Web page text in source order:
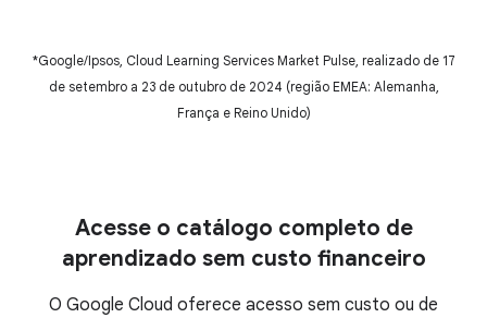
certificações do Google Cloud
*Google/Ipsos, Cloud Learning Services Market Pulse, realizado de 17
de setembro a 23 de outubro de 2024 (região EMEA: Alemanha,
França e Reino Unido)
Acesse o catálogo completo de
aprendizado sem custo financeiro
O Google Cloud oferece acesso sem custo ou de